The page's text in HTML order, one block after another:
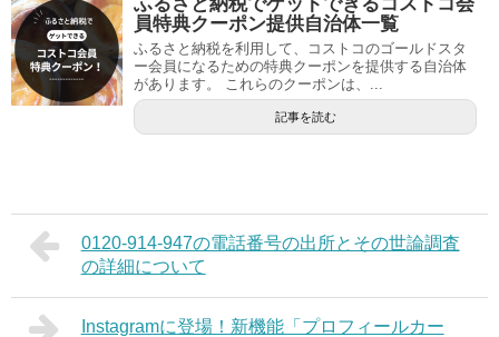
員特典クーポン提供自治体一覧
ふるさと納税を利用して、コストコのゴールドスタ
ー会員になるための特典クーポンを提供する自治体
があります。 これらのクーポンは、...
記事を読む
0120-914-947の電話番号の出所とその世論調査
の詳細について
Instagramに登場！新機能「プロフィールカー